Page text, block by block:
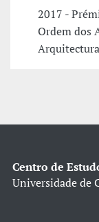
2017 -
Ordem dos
Centro de
Universidade de